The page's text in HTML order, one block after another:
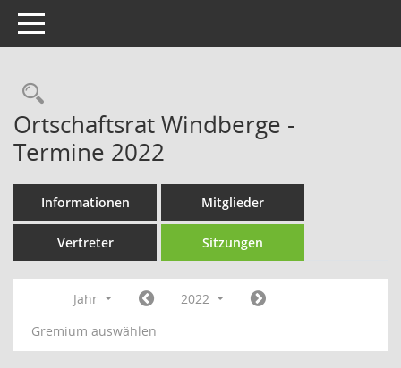
Toggle navigation
Rechercheauswahl
Ortschaftsrat Windberge -
Termine 2022
Informationen Mitglieder
Vertreter Sitzungen
Jahr
2022
Gremium auswählen